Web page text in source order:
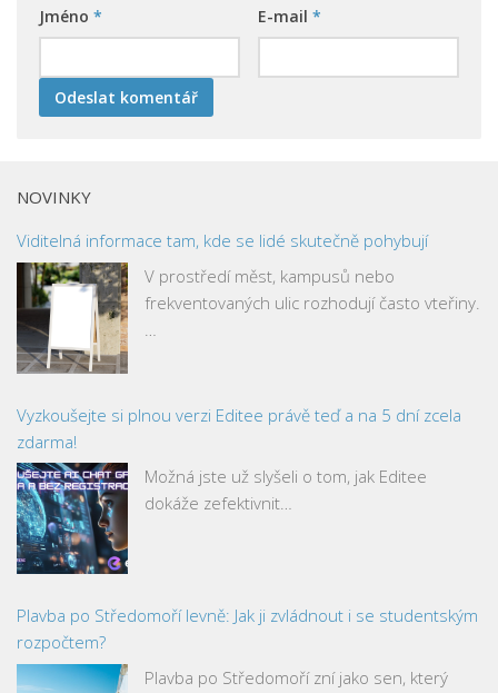
Jméno * E-mail *
NOVINKY
Viditelná informace tam, kde se lidé skutečně pohybují
V prostředí měst, kampusů nebo
frekventovaných ulic rozhodují často vteřiny.
Vyzkoušejte si plnou verzi Editee právě teď a na 5 dní zcela
zdarma!
Možná jste už slyšeli o tom, jak Editee
dokáže zefektivnit…
Plavba po Středomoří levně: Jak ji zvládnout i se studentským
rozpočtem?
Plavba po Středomoří zní jako sen, který